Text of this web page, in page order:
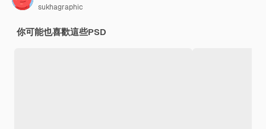
sukhagraphic
你可能也喜歡這些PSD